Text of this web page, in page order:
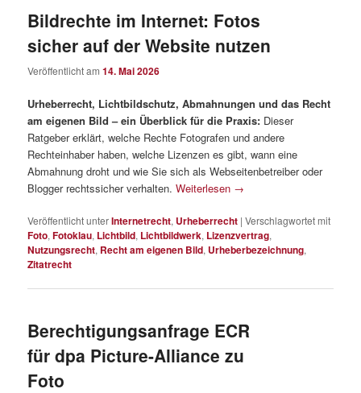
Bildrechte im Internet: Fotos
sicher auf der Website nutzen
Veröffentlicht am14. Mai 2026
Urheberrecht, Lichtbildschutz, Abmahnungen und das Recht
am eigenen Bild – ein Überblick für die Praxis: Dieser
Ratgeber erklärt, welche Rechte Fotografen und andere
Rechteinhaber haben, welche Lizenzen es gibt, wann eine
Abmahnung droht und wie Sie sich als Webseitenbetreiber oder
Blogger rechtssicher verhalten.Weiterlesen →
Veröffentlicht unterInternetrecht, Urheberrecht |Verschlagwortet mit
Foto,Fotoklau, Lichtbild, Lichtbildwerk, Lizenzvertrag,
Nutzungsrecht, Recht am eigenen Bild, Urheberbezeichnung,
Zitatrecht
Berechtigungsanfrage ECR
für dpa Picture-Alliance zu
Foto